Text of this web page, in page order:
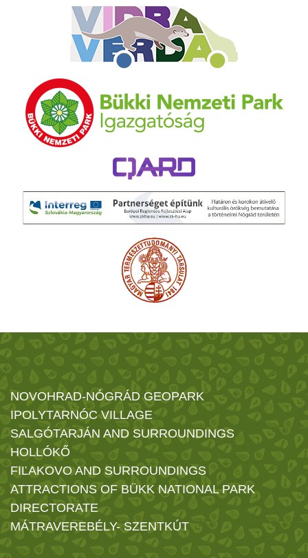
NOVOHRAD-NÓGRÁD GEOPARK
IPOLYTARNÓC VILLAGE
SALGÓTARJÁN AND SURROUNDINGS
HOLLÓKŐ
FIĽAKOVO AND SURROUNDINGS
ATTRACTIONS OF BÜKK NATIONAL PARK
DIRECTORATE
MÁTRAVEREBÉLY- SZENTKÚT